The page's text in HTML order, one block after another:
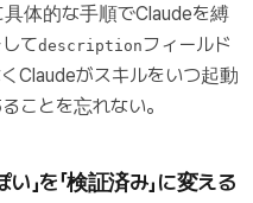
体的な手順でClaudeを縛
てdescriptionフィールド
Claudeがスキルをいつ起動
ことを忘れない。
」を「検証済み」に変える